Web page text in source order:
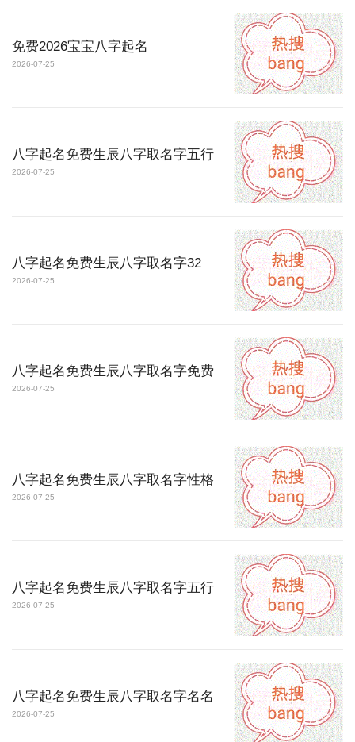
免费2026宝宝八字起名
2026-07-25
八字起名免费生辰八字取名字五行
2026-07-25
八字起名免费生辰八字取名字32
2026-07-25
八字起名免费生辰八字取名字免费
2026-07-25
八字起名免费生辰八字取名字性格
2026-07-25
八字起名免费生辰八字取名字五行
2026-07-25
八字起名免费生辰八字取名字名名
2026-07-25